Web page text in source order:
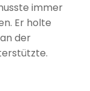
immer
Er holte
der